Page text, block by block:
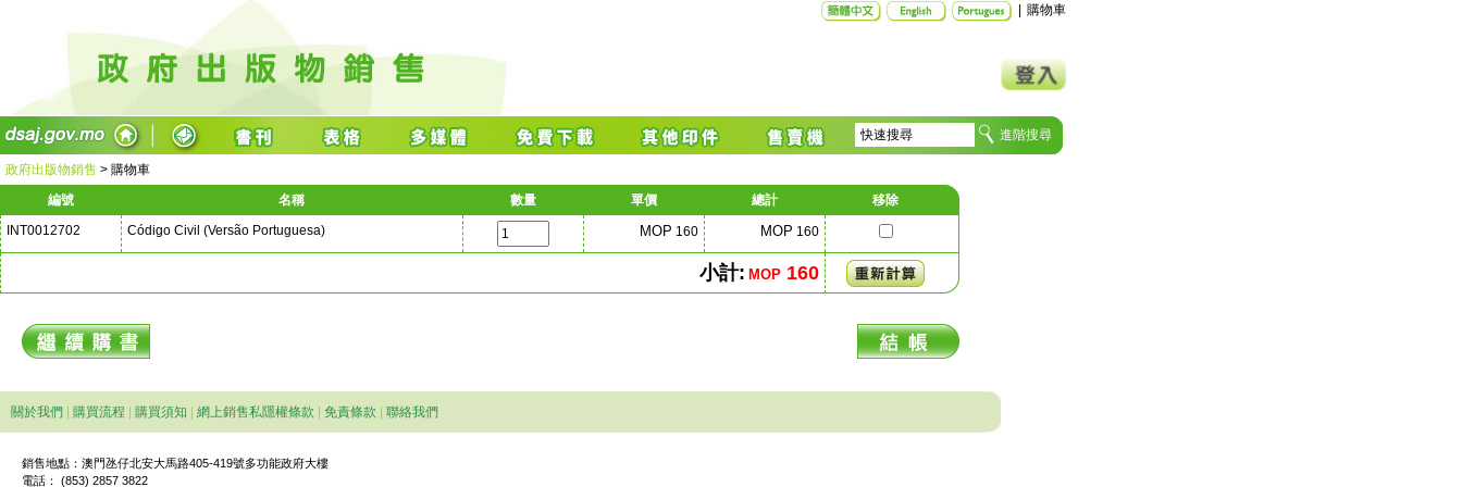
購物車
進階搜尋
政府出版物銷售 > 購物車
編號
名稱 數量 單價 總計
移除
INT0012702
Código Civil (Versão Portuguesa) MOP 160 MOP 160
小計: MOP 160
關於我們 購買流程 購買須知 網上銷售私隱權條款 免責條款 聯絡我們
銷售地點：澳門氹仔北安大馬路405-419號多功能政府大樓
電話： (853) 2857 3822